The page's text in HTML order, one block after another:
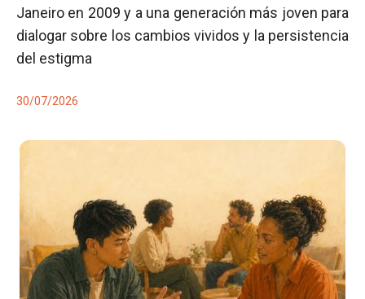
Janeiro en 2009 y a una generación más joven para
dialogar sobre los cambios vividos y la persistencia
del estigma
30/07/2026